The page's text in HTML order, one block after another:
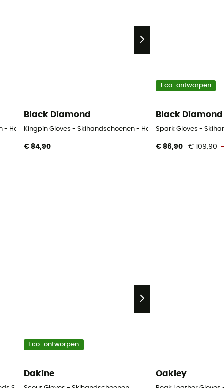
- Heren
Black Diamond
Kingpin Gloves - Skihandschoenen - Heren
€ 84,90
Eco-ontworpen
Black Diamond
Spark Gloves -
€ 86,90 € 109,90
Eco-ontworpen
Dakine Oakley